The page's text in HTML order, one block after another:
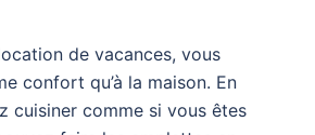
de vacances, vous
confort qu’à la maison. En
cuisiner comme si vous êtes